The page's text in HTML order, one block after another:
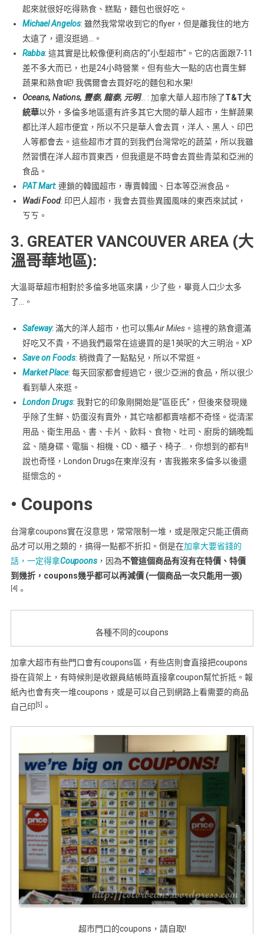
起來就很好吃得熟食、糕點，麵包也很好吃。
Michael Angelos: 雖然我常常收到它的flyer，但是離我住的地方
太遠了，還沒逛過…。
Rabba: 這其實是比較像便利商店的”小型超市”。它的店面跟7-11
差不多大而已，也是24小時營業。但有些大一點的店也賣生鮮
蔬果和熟食呢! 我偶爾會去買好吃的麵包和水果!
Oceans, Nations, 豐泰, 龍泰, 元明… : 加拿大華人超市除了T&T大
統華以外，多倫多地區還有許多其它大間的華人超市，生鮮蔬果
都比洋人超市便宜，所以不只是華人會去買，洋人、黑人、印巴
人等都會去。這些超市才買的到我們台灣常吃的蔬菜，所以我雖
然習慣在洋人超市買東西，但我還是不時會去買些青菜和亞洲的
食品。
PAT Mart: 連鎖的韓國超市，專賣韓國、日本等亞洲食品。
Wadi Food: 印巴人超市，我會去買些異國風味的東西來試試，
ㄎㄎ。
3. GREATER VANCOUVER AREA (大
溫哥華地區):
大溫哥華超市相對於多倫多地區來講，少了些，畢竟人口少太多
了…。
Safeway: 滿大的洋人超市，也可以集Air Miles。這裡的熟食還滿
好吃又不貴，不過我們最常在這邊買的是1英呎的大三明治。XP
Save on Foods: 稍微貴了一點點兒，所以不常逛。
Market Place: 每天回家都會經過它，很少亞洲的食品，所以很少
看到華人來逛。
London Drugs: 我對它的印象剛開始是”區臣氏”，但後來發現幾
乎除了生鮮、奶蛋沒有賣外，其它啥都都賣啥都不奇怪。從清潔
用品、衛生用品、書、卡片、飲料、食物、吐司、廚房的鍋晚瓢
盆、隨身碟、電腦、相機、CD、櫃子、椅子…，你想到的都有!!
說也奇怪，London Drugs在東岸沒有，害我搬來多倫多以後還
挺懷念的。
• Coupons
台灣拿coupons實在沒意思，常常限制一堆，或是限定只能正價商
品才可以用之類的，搞得一點都不折扣。倒是在加拿大要省錢的
話，一定得拿Coupoons，因為不管這個商品有沒有在特價、特價
到幾折，coupons幾乎都可以再減價 (一個商品一次只能用一張)
[4] 。
各種不同的coupons
加拿大超市有些門口會有coupons區，有些店則會直接把coupons
掛在貨架上，有時候則是收銀員結帳時直接拿coupon幫忙折抵。報
紙內也會有夾一堆coupons，或是可以自己到網路上看需要的商品
自己印 [5] 。
超市門口的coupons，請自取!